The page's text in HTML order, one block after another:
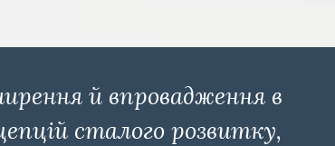
й впровадження в
сталого розвитку,